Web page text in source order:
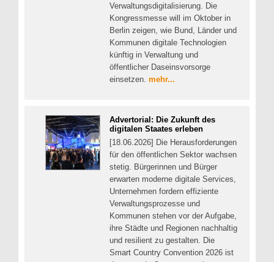
Verwaltungsdigitalisierung. Die
Kongressmesse will im Oktober in
Berlin zeigen, wie Bund, Länder und
Kommunen digitale Technologien
künftig in Verwaltung und
öffentlicher Daseinsvorsorge
einsetzen. mehr...
Advertorial: Die Zukunft des
digitalen Staates erleben
[18.06.2026] Die Herausforderungen
für den öffentlichen Sektor wachsen
stetig. Bürgerinnen und Bürger
erwarten moderne digitale Services,
Unternehmen fordern effiziente
Verwaltungsprozesse und
Kommunen stehen vor der Aufgabe,
ihre Städte und Regionen nachhaltig
und resilient zu gestalten. Die
Smart Country Convention 2026 ist